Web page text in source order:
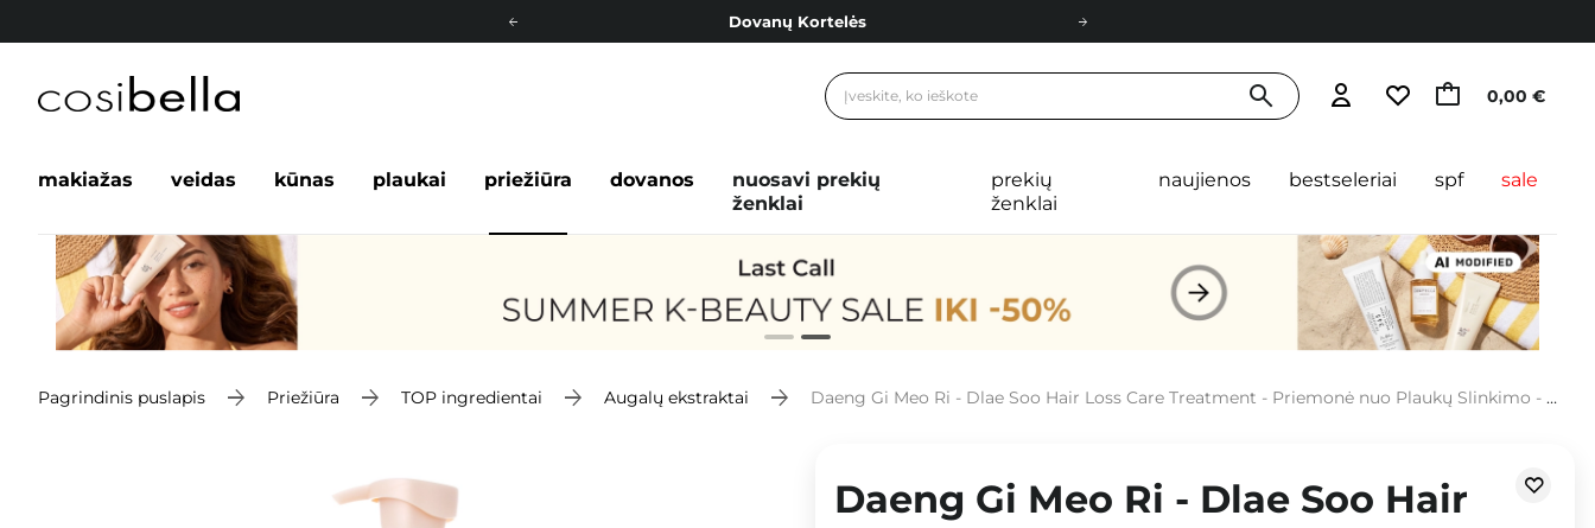
Dovanų Kortelės
Nemokamas pristatymas nuo 40,00 € 0,00 €
makiažas veidas kūnas plaukai priežiūra dovanos
nuosavi prekių
ženklai
prekių
ženklai
naujienos bestseleriai spf sale
Pagrindinis puslapis Priežiūra TOP ingredientai Augalų ekstraktai Daeng Gi Meo Ri - Dlae Soo Hair Loss Care Treatment - Priemonė nuo Plaukų Slinkimo - 400ml
Daeng Gi Meo Ri - Dlae Soo Hair